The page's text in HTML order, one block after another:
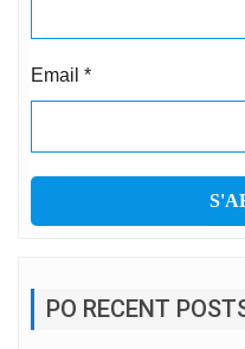
Email *
PO RECENT